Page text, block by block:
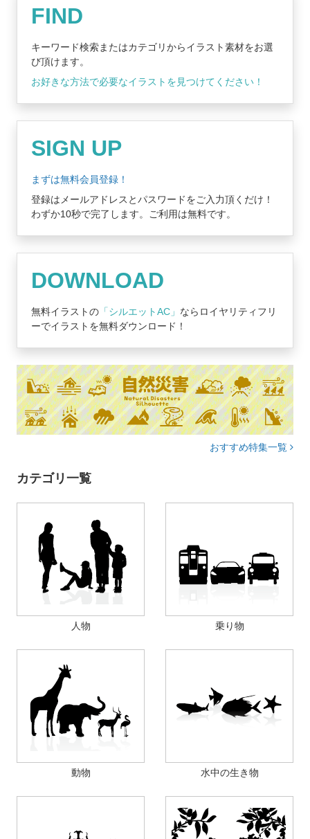
FIND
キーワード検索またはカテゴリからイラスト素材をお選
び頂けます。
お好きな方法で必要なイラストを見つけてください！
SIGN UP
まずは無料会員登録！
登録はメールアドレスとパスワードをご入力頂くだけ！
わずか10秒で完了します。ご利用は無料です。
DOWNLOAD
無料イラストの 「シルエットAC」 ならロイヤリティフリ
ーでイラストを無料ダウンロード！
おすすめ特集一覧
カテゴリ一覧
人物 乗り物
動物 水中の生き物